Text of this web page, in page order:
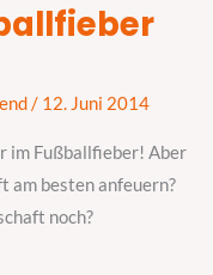
/ 12. Juni 2014
im Fußballfieber! Aber
am besten anfeuern?
noch?